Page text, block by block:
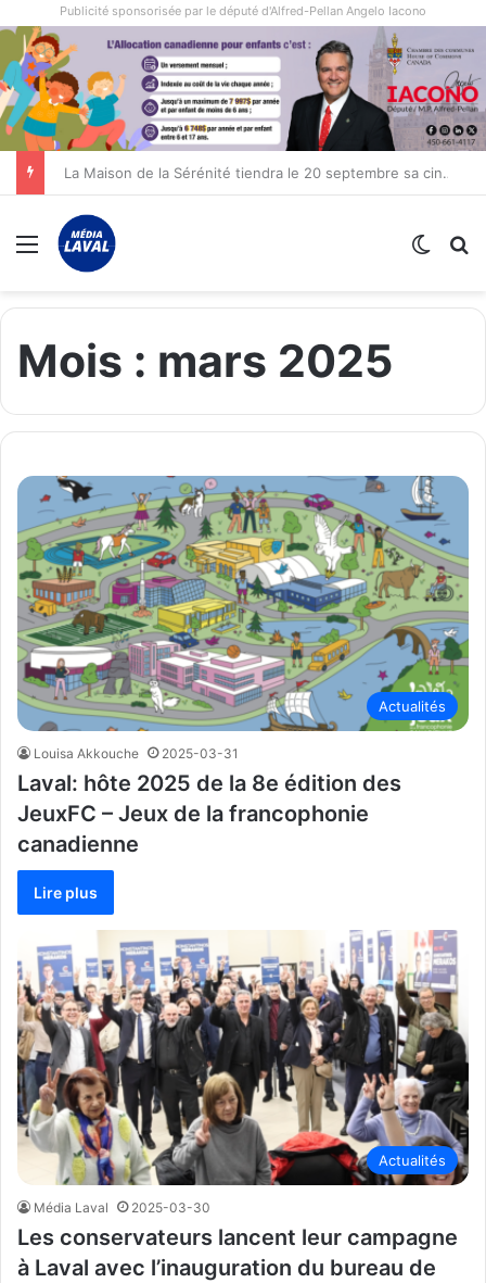
Publicité sponsorisée par le député d'Alfred-Pellan Angelo Iacono
La Maison de la Sérénité tiendra le 20 septembre sa cinquième édition de sa marche annuelle à Laval
Menu
Mois : mars 2025
Actualités
Louisa Akkouche 2025-03-31
Laval: hôte 2025 de la 8e édition des
JeuxFC – Jeux de la francophonie
canadienne
Lire plus
Actualités
Média Laval 2025-03-30
Les conservateurs lancent leur campagne
à Laval avec l’inauguration du bureau de